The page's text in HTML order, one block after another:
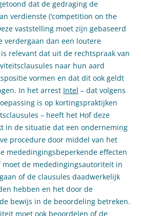
dat de gedraging de
verdienste (‘competition on the
vaststelling moet zijn gebaseerd
verdergaan dan een loutere
relevant dat uit de rechtspraak van
naar hun aard
vormen en dat dit ook geldt
In het arrest Intel – dat volgens
is op kortingspraktijken
– heeft het Hof deze
in de situatie dat een onderneming
procedure door middel van het
mededingingsbeperkende effecten
moet de mededingingsautoriteit in
of de clausules daadwerkelijk
hebben en het door de
bewijs in de beoordeling betreken.
moet ook beoordelen of de